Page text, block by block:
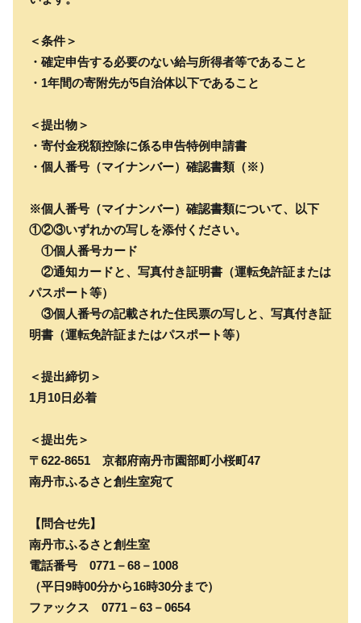
＜条件＞
・確定申告する必要のない給与所得者等であること
・1年間の寄附先が5自治体以下であること
＜提出物＞
・寄付金税額控除に係る申告特例申請書
・個人番号（マイナンバー）確認書類（※）
※個人番号（マイナンバー）確認書類について、以下
①②③いずれかの写しを添付ください。
①個人番号カード
②通知カードと、写真付き証明書（運転免許証または
パスポート等）
③個人番号の記載された住民票の写しと、写真付き証
明書（運転免許証またはパスポート等）
＜提出締切＞
1月10日必着
＜提出先＞
〒622-8651 京都府南丹市園部町小桜町47
南丹市ふるさと創生室宛て
【問合せ先】
南丹市ふるさと創生室
電話番号 0771－68－1008
（平日9時00分から16時30分まで）
ファックス 0771－63－0654